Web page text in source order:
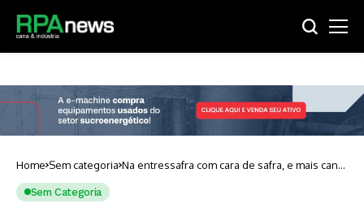
Home Sem categoria Na entressafra com cara de safra, e mais cana
de ano do que bisada, MS deve moer 4,5 mi/t,
Sem Categoria